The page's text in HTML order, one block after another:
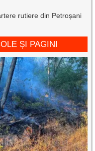
rutiere din Petroșani
ȘI PAGINI